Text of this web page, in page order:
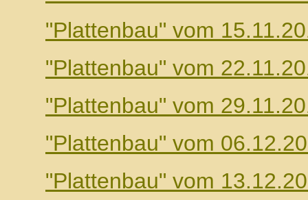
"Plattenbau" vom
"Plattenbau" vom
"Plattenbau" vom
"Plattenbau" vom
"Plattenbau" vom